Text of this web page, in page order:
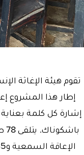
تقوم هيئة الإغاثة
باشكوناك.